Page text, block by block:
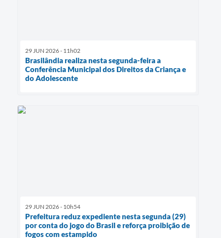
29 JUN 2026 - 11h02
Brasilândia realiza nesta segunda-feira a
Conferência Municipal dos Direitos da Criança e
do Adolescente
29 JUN 2026 - 10h54
Prefeitura reduz expediente nesta segunda (29)
por conta do jogo do Brasil e reforça proibição de
fogos com estampido